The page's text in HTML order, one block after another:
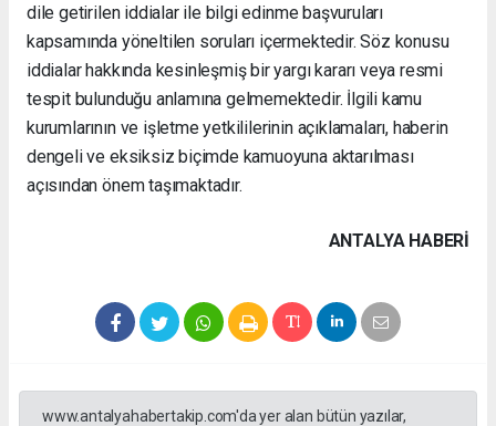
dile getirilen iddialar ile bilgi edinme başvuruları
kapsamında yöneltilen soruları içermektedir. Söz konusu
iddialar hakkında kesinleşmiş bir yargı kararı veya resmi
tespit bulunduğu anlamına gelmemektedir. İlgili kamu
kurumlarının ve işletme yetkililerinin açıklamaları, haberin
dengeli ve eksiksiz biçimde kamuoyuna aktarılması
açısından önem taşımaktadır.
ANTALYA HABERİ
www.antalyahabertakip.com'da yer alan bütün yazılar,